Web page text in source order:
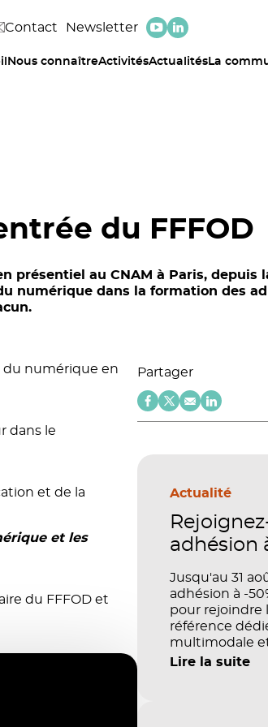
Contact Newsletter
Nous connaîtreActivitésActualités La
du FFFOD
présentiel au CNAM à Paris, depuis
numérique dans la formation des
du numérique en
dans le
et de la
et les
du FFFOD et
Partager
Actualité
adhésion
Jusqu'au 31
adhésion à -
pour rejoindre
référence
multimodale
pédagogique.
Lire la suite